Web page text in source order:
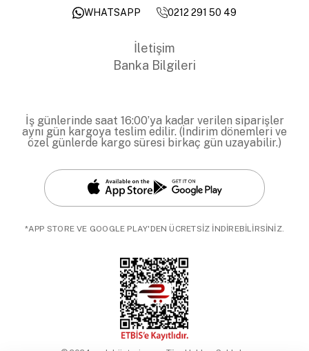
WHATSAPP
0212 291 50 49
İletişim
Banka Bilgileri
İş günlerinde saat 16:00’ya kadar verilen siparişler
aynı gün kargoya teslim edilir. (İndirim dönemleri ve
özel günlerde kargo süresi birkaç gün uzayabilir.)
*APP STORE VE GOOGLE PLAY'DEN ÜCRETSİZ İNDİREBİLİRSİNİZ.